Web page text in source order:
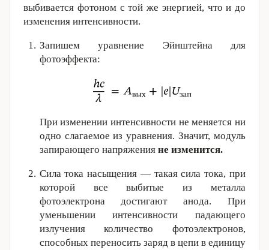
выбивается фотоном с той же энергией, что и до
изменения интенсивности.
Запишем уравнение Эйнштейна для
фотоэффекта:
При изменении интенсивности не меняется ни
одно слагаемое из уравнения. Значит, модуль
запирающего напряжения не изменится.
Сила тока насыщения — такая сила тока, при
которой все выбитые из металла
фотоэлектрона достигают анода. При
уменьшении интенсивности падающего
излучения количество фотоэлектронов,
способных переносить заряд в цепи в единицу